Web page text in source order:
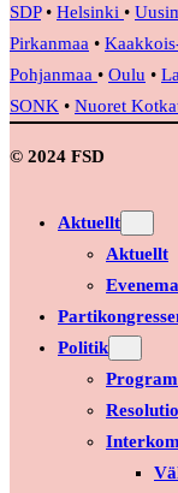
SDP• Helsinki •
Pirkanmaa •
Pohjanmaa • Oulu •
SONK • Nuoret
© 2024 FSD
Aktuellt
Aktuellt
Politik
Program